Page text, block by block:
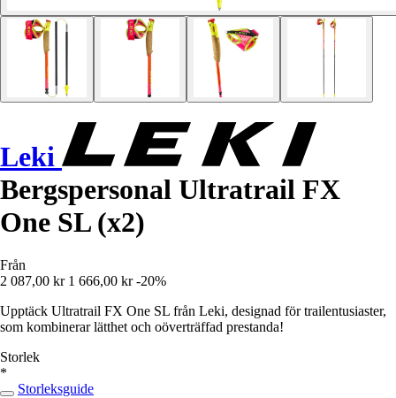
Leki
Bergspersonal Ultratrail FX
One SL (x2)
Från
2 087,00 kr 1 666,00 kr -20%
Upptäck Ultratrail FX One SL från Leki, designad för trailentusiaster,
som kombinerar lätthet och oöverträffad prestanda!
Storlek
*
Storleksguide